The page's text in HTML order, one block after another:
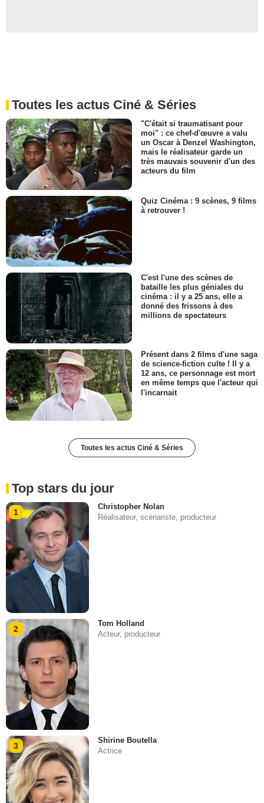
Toutes les actus Ciné & Séries
"C'était si traumatisant pour
moi" : ce chef-d'œuvre a valu
un Oscar à Denzel Washington,
mais le réalisateur garde un
très mauvais souvenir d'un des
acteurs du film
Quiz Cinéma : 9 scènes, 9 films
à retrouver !
C'est l'une des scènes de
bataille les plus géniales du
cinéma : il y a 25 ans, elle a
donné des frissons à des
millions de spectateurs
Présent dans 2 films d'une saga
de science-fiction culte ! Il y a
12 ans, ce personnage est mort
en même temps que l'acteur qui
l'incarnait
Toutes les actus Ciné & Séries
Top stars du jour
1
Christopher Nolan
Réalisateur, scénariste, producteur
2
Tom Holland
Acteur, producteur
3
Shirine Boutella
Actrice